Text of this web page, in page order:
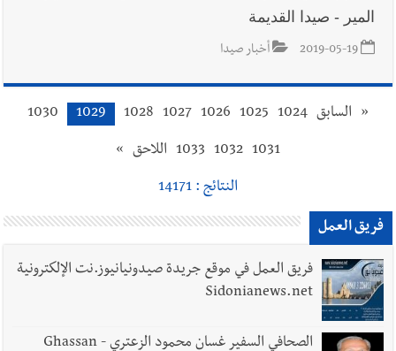
المير - صيدا القديمة
2019-05-19 أخبار صيدا
« السابق 1024
1025
1026
1027
1028
1029
1030
1031
1032
1033 اللاحق »
النتائج : 14171
فريق العمل
فريق العمل في موقع جريدة صيدونيانيوز.نت الإلكترونية
Sidonianews.net
الصحافي السفير غسان محمود الزعتري - Ghassan